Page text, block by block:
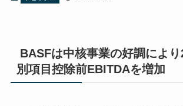
BASFは中核事業の好調によ
別項目控除前EBITDAを増加